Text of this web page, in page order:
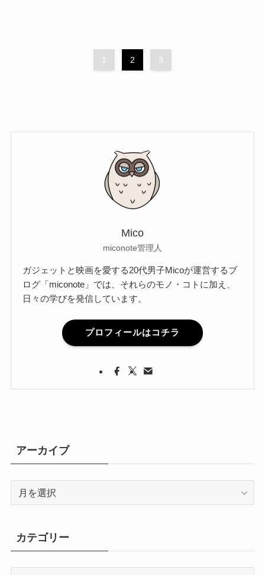
1 2 3
Mico
miconote管理人
ガジェットと映画を愛する20代男子Micoが運営するブ
ログ「miconote」では、それらのモノ・コトに加え、
日々の学びを発信しています。
プロフィールはコチラ
アーカイブ
ブ
カテゴリー